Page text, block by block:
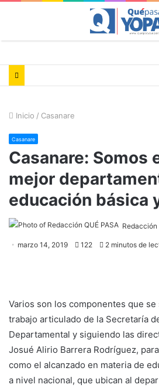
Inicio / Casanare
Casanare
Casanare: Somos
mejor
educación básica
Redacción
marzo 14, 2019 122 2 minutos de
Varios son los componentes que
trabajo articulado de la Secretaría
Departamental y siguiendo las
Josué Alirio Barrera Rodríguez,
como el alcanzado en materia de
a nivel nacional, que ubican al